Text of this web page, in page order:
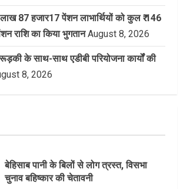
87 हजार17 पेंशन लाभार्थियों को कुल ₹ 146
राशि का किया भुगतान August 8, 2026
के साथ-साथ एडीबी परियोजना कार्यों की
8, 2026
बेहिसाब पानी के बिलों से लोग त्रस्त, विसभा
चुनाव बहिष्कार की चेतावनी